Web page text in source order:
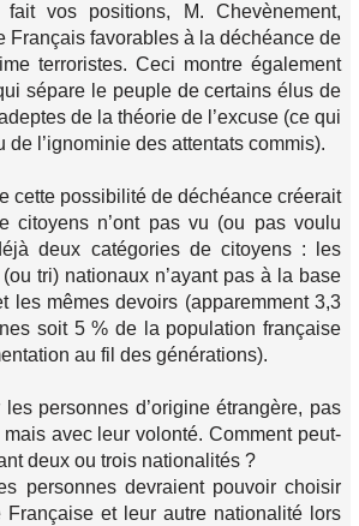
vos positions, M. Chevènement,
Français favorables à la déchéance de
terroristes. Ceci montre également
sépare le peuple de certains élus de
de la théorie de l’excuse (ce qui
de l’ignominie des attentats commis).
cette possibilité de déchéance créerait
citoyens n’ont pas vu (ou pas voulu
deux catégories de citoyens : les
tri) nationaux n’ayant pas à la base
les mêmes devoirs (apparemment 3,3
soit 5 % de la population française
au fil des générations).
personnes d’origine étrangère, pas
avec leur volonté. Comment peut-
deux ou trois nationalités ?
personnes devraient pouvoir choisir
Française et leur autre nationalité lors